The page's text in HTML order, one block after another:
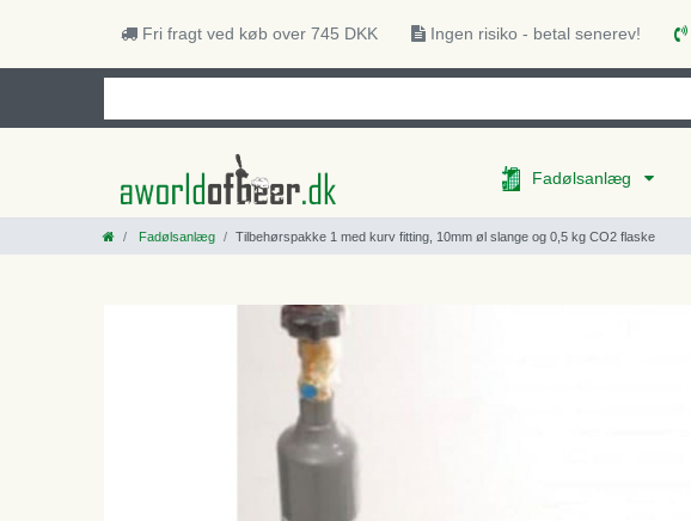
Fri fragt ved køb over 745 DKK Ingen risiko - betal senerev!
Fadølsanlæg
Fadølsanlæg Tilbehørspakke 1 med kurv fitting, 10mm øl slange og 0,5 kg CO2 flaske